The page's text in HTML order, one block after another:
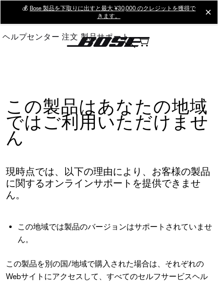
Main
💰 Bose 製品を下取りに出すと最大 ¥30,000 のクレジットを獲得で
きます。
ヘルプセンター 注文 製品サポート
この製品はあなたの地域
ではご利用いただけませ
ん
現時点では、以下の理由により、お客様の製品
に関するオンラインサポートを提供できませ
ん。
この地域では製品のバージョンはサポートされていませ
ん。
この製品を別の国/地域で購入された場合は、それぞれの
Webサイトにアクセスして、すべてのセルフサービスヘル